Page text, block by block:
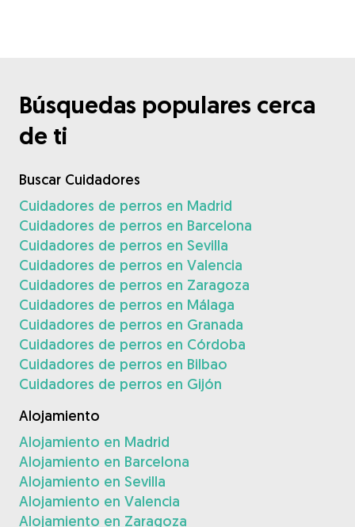
Búsquedas populares cerca
de ti
Buscar Cuidadores
Cuidadores de perros en Madrid
Cuidadores de perros en Barcelona
Cuidadores de perros en Sevilla
Cuidadores de perros en Valencia
Cuidadores de perros en Zaragoza
Cuidadores de perros en Málaga
Cuidadores de perros en Granada
Cuidadores de perros en Córdoba
Cuidadores de perros en Bilbao
Cuidadores de perros en Gijón
Alojamiento
Alojamiento en Madrid
Alojamiento en Barcelona
Alojamiento en Sevilla
Alojamiento en Valencia
Alojamiento en Zaragoza